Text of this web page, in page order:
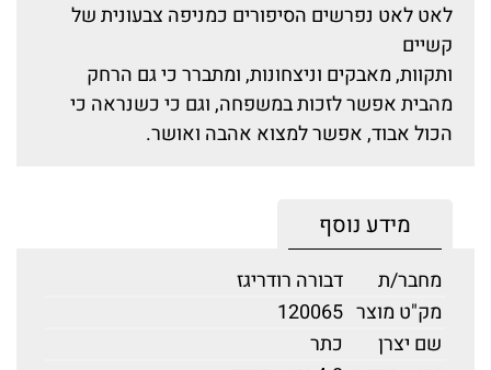
לאט לאט נפרשים הסיפורים כמניפה צבעונית של
קשיים
ותקוות, מאבקים וניצחונות, ומתברר כי גם הרחק
מהבית אפשר לזכות במשפחה, וגם כי כשנראה כי
הכול אבוד, אפשר למצוא אהבה ואושר.
מידע נוסף
מחבר/ת
דבורה רודריגז
מק"ט מוצר 120065
שם יצרן
כתר